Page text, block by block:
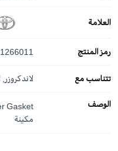
العلامة
رمز المنتج
تتناسب مع لاندكروزر,
الوصف
مكينة